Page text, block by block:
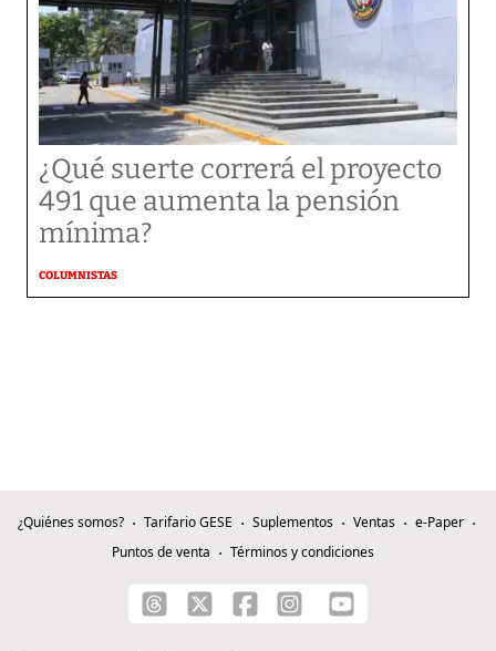
¿Qué suerte correrá el proyecto
491 que aumenta la pensión
mínima?
COLUMNISTAS
¿Quiénes somos? Tarifario GESE Suplementos Ventas
e-Paper
Puntos de venta
Términos y condiciones